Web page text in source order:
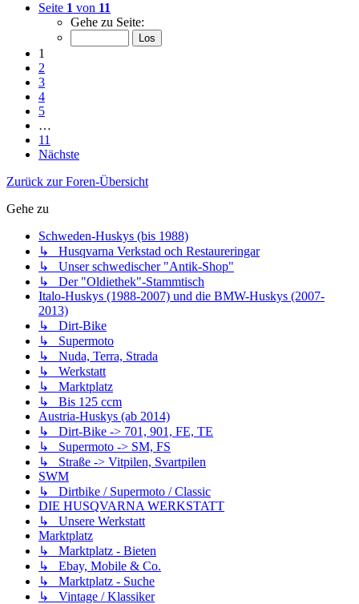
Seite 1 von 11
Gehe zu Seite:
1
2
3
4
5
…
11
Nächste
Zurück zur Foren-Übersicht
Gehe zu
Schweden-Huskys (bis 1988)
↳ Husqvarna Verkstad och Restaureringar
↳ Unser schwedischer "Antik-Shop"
↳ Der "Oldiethek"-Stammtisch
Italo-Huskys (1988-2007) und die BMW-Huskys (2007-
2013)
↳ Dirt-Bike
↳ Supermoto
↳ Nuda, Terra, Strada
↳ Werkstatt
↳ Marktplatz
↳ Bis 125 ccm
Austria-Huskys (ab 2014)
↳ Dirt-Bike -> 701, 901, FE, TE
↳ Supermoto -> SM, FS
↳ Straße -> Vitpilen, Svartpilen
SWM
↳ Dirtbike / Supermoto / Classic
DIE HUSQVARNA WERKSTATT
↳ Unsere Werkstatt
Marktplatz
↳ Marktplatz - Bieten
↳ Ebay, Mobile & Co.
↳ Marktplatz - Suche
↳ Vintage / Klassiker